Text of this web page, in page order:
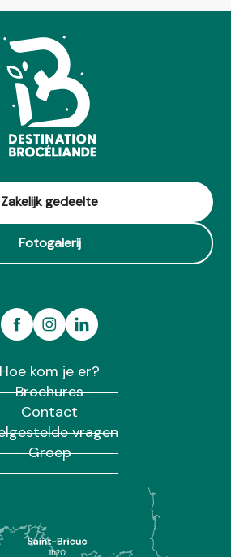
Zakelijk gedeelte
Fotogalerij
Hoe kom je er?
Brochures
Contact
vragen
Groep